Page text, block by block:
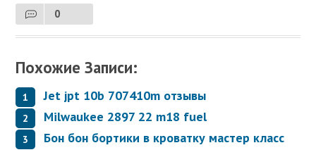
0
Похожие Записи:
Jet jpt 10b 707410m отзывы
Milwaukee 2897 22 m18 fuel
Бон бон бортики в кроватку мастер класс